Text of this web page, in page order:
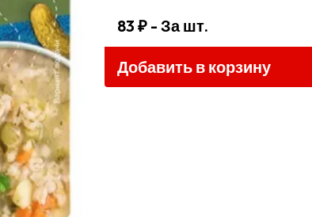
83 ₽ - За шт.
Добавить в корзину